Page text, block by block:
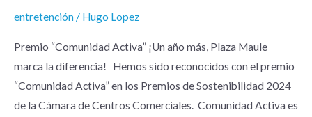
entretención / Hugo Lopez
Premio “Comunidad Activa” ¡Un año más, Plaza Maule
marca la diferencia! Hemos sido reconocidos con el premio
“Comunidad Activa” en los Premios de Sostenibilidad 2024
de la Cámara de Centros Comerciales. Comunidad Activa es